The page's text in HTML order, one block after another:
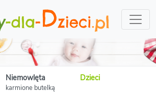
Niemowlęta
karmione butelką
Dzieci